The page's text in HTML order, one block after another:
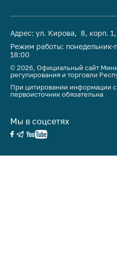
Адрес: ул. Кирова, 8, корп.
Режим работы:
18:00
© 2026, Официальный сайт
регулирования и торговли
При цитировании информации с
первоисточник обязательна
Мы в соцсетях